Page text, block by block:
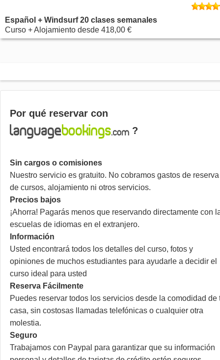
Español + Windsurf 20 clases semanales
Curso + Alojamiento desde 418,00 €
Por qué reservar con
?
Sin cargos o comisiones
Nuestro servicio es gratuito. No cobramos gastos de reserva
de cursos, alojamiento ni otros servicios.
Precios bajos
¡Ahorra! Pagarás menos que reservando directamente con
escuelas de idiomas en el extranjero.
Información
Usted encontrará todos los detalles del curso, fotos y
opiniones de muchos estudiantes para ayudarle a decidir el
curso ideal para usted
Reserva Fácilmente
Puedes reservar todos los servicios desde la comodidad de
casa, sin costosas llamadas telefónicas o cualquier otra
molestia.
Seguro
Trabajamos con Paypal para garantizar que su información